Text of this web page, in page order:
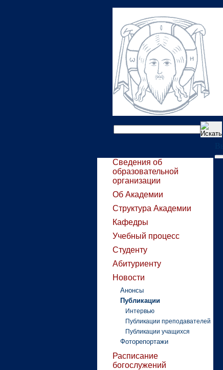
Сведения об
образовательной
организации
Об Академии
Структура Академии
Кафедры
Учебный процесс
Студенту
Абитуриенту
Новости
Анонсы
Публикации
Интервью
Публикации преподавателей
Публикации учащихся
Фоторепортажи
Расписание
богослужений